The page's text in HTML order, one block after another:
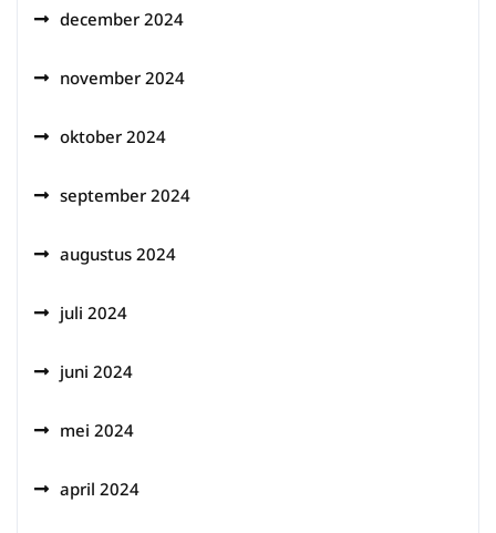
december 2024
november 2024
oktober 2024
september 2024
augustus 2024
juli 2024
juni 2024
mei 2024
april 2024